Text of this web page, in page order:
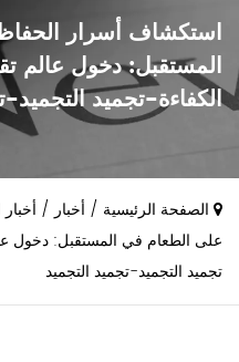
0086-17321147609
استكشاف أسرار
المستقبل: دخول عالم
الكفاءة-تجميد
الصفحة الرئيسية / أخبار /
على الطعام في المستقبل: دخول
تجميد التجميد-تجميد التجميد